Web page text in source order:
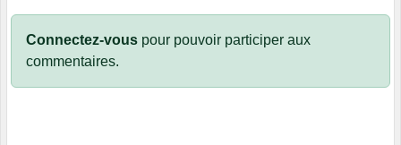
Connectez-vous pour pouvoir participer aux
commentaires.